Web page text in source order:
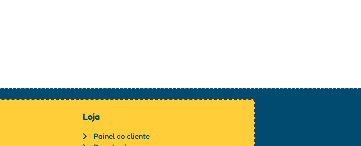
Loja
Painel do cliente